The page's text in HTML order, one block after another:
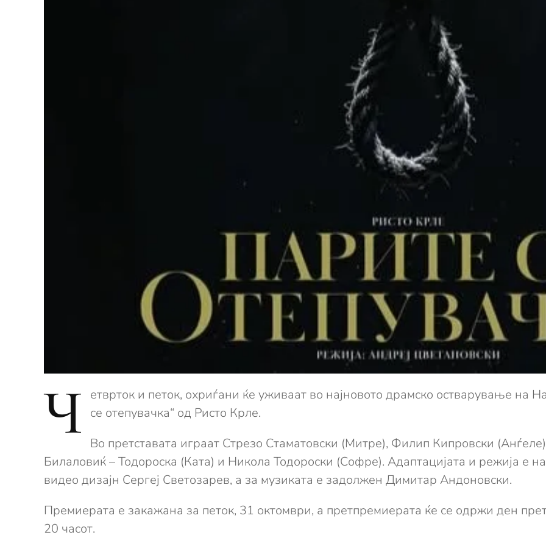
Ч етврток и петок, охриѓани ќе уживаат во најновото драмско остварување на
се отепувачка“ од Ристо Крле.
Во претставата играат Стрезо Стаматовски (Митре), Филип Кипровски
Билаловиќ – Тодороска (Ката) и Никола Тодороски (Софре). Адаптацијата и режија е
видео дизајн Сергеј Светозарев, а за музиката е задолжен Димитар Андоновски.
Премиерата е закажана за петок, 31 октомври, а претпремиерата ќе се одржи ден
20 часот.